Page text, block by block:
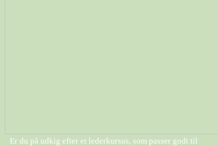
Er du på udkig efter et lederkursus, som passer godt til